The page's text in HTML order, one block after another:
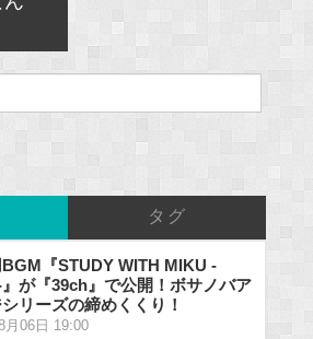
タグ
『STUDY WITH MIKU -
が『39ch』で公開！ボサノバア
リーズの締めくくり！
月06日 19:00